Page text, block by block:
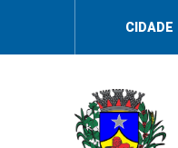
CIDADE